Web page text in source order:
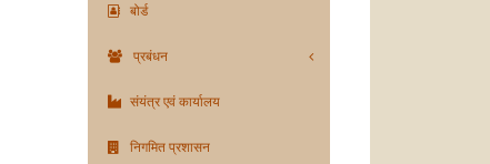
बोर्ड
प्रबंधन
संयंत्र एवं कार्यालय
निगमित प्रशासन